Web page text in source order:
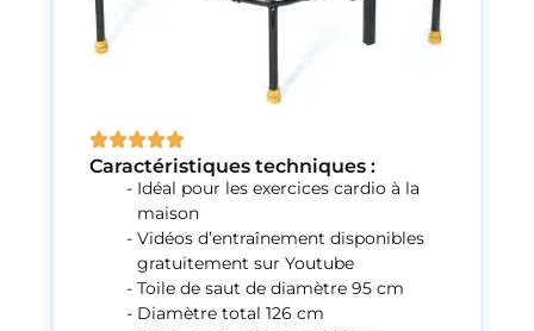
Caractéristiques techniques :
Idéal pour les exercices cardio à la
maison
Vidéos d’entraînement disponibles
gratuitement sur Youtube
Toile de saut de diamètre 95 cm
Diamètre total 126 cm